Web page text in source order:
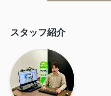
スタッフ紹介